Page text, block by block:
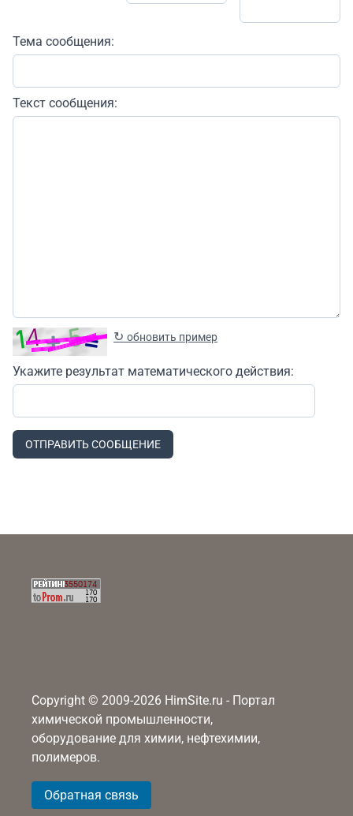
Тема сообщения:
Текст сообщения:
↻ обновить пример
Укажите результат математического действия:
ОТПРАВИТЬ СООБЩЕНИЕ
Copyright © 2009-2026 HimSite.ru - Портал
химической промышленности,
оборудование для химии, нефтехимии,
полимеров.
Обратная связь